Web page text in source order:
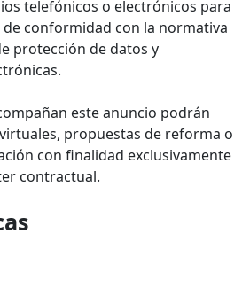
telefónicos o electrónicos para
conformidad con la normativa
protección de datos y
este anuncio podrán
propuestas de reforma o
con finalidad exclusivamente
contractual.